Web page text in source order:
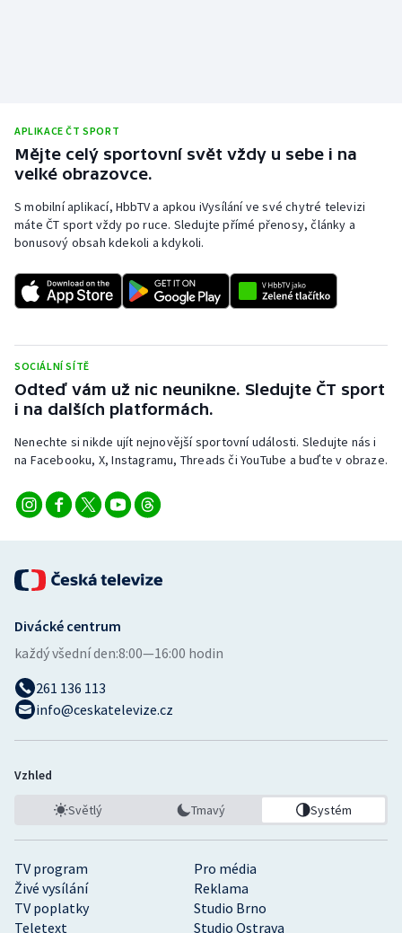
APLIKACE ČT SPORT
Mějte celý sportovní svět vždy u sebe i na
velké obrazovce.
S mobilní aplikací, HbbTV a apkou iVysílání ve své chytré televizi
máte ČT sport vždy po ruce. Sledujte přímé přenosy, články a
bonusový obsah kdekoli a kdykoli.
SOCIÁLNÍ SÍTĚ
Odteď vám už nic neunikne. Sledujte ČT sport
i na dalších platformách.
Nenechte si nikde ujít nejnovější sportovní události. Sledujte nás i
na Facebooku, X, Instagramu, Threads či YouTube a buďte v obraze.
TV program
Pro média
Živé vysílání
Reklama
TV poplatky
Studio Brno
Teletext
Studio Ostrava
Divácké centrum
každý všední den:8:00—16:00 hodin
261 136 113
info@ceskatelevize.cz
Vzhled
Světlý Tmavý Systém